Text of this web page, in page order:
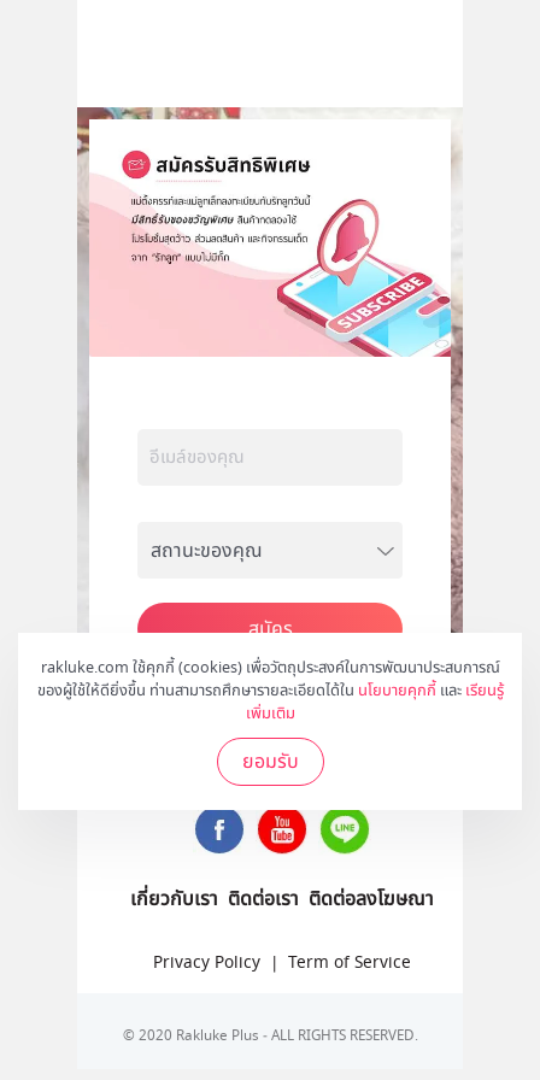
rakluke.com ใช้คุกกี้ (cookies) เพื่อวัตถุประสงค์ในการพัฒนาประสบการณ์
ของผู้ใช้ให้ดียิ่งขึ้น ท่านสามารถศึกษารายละเอียดได้ใน นโยบายคุกกี้ และ เรียนรู้
เพิ่มเติม
ยอมรับ
สมัคร
ติดตามเราได้ที่
เกี่ยวกับเรา ติดต่อเรา ติดต่อลงโฆษณา
Privacy Policy | Term of Service
© 2020 Rakluke Plus - ALL RIGHTS RESERVED.